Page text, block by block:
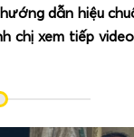
dẫn hiệu
chị xem tiếp